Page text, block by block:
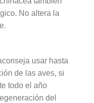
No altera la
usar hasta
de las aves, si
todo el año
del